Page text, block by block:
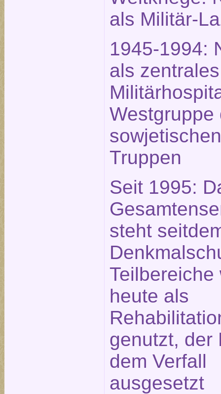
als Militär-
1945-1994:
als zentrales
Westgruppe
sowjetischen
Truppen
Seit 1995:
steht
Teilbereiche
heute als
genutzt, der
dem Verfall
ausgesetzt